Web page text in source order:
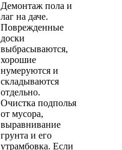
Демонтаж пола и
лаг на даче.
Поврежденные
доски
выбрасываются,
хорошие
нумеруются и
складываются
отдельно.
Очистка подполья
от мусора,
выравнивание
грунта и его
утрамбовка. Если